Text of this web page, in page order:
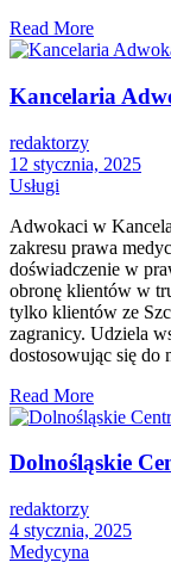
Read More
Kancelaria
redaktorzy
12 stycznia, 2025
Usługi
Adwokaci w
zakresu prawa
doświadczenie w
obronę klientów w
tylko klientów ze
zagranicy. Udziela
dostosowując się
Read More
Dolnośląskie
redaktorzy
4 stycznia, 2025
Medycyna